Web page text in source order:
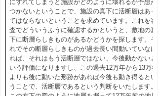
にずれてしまうと施設がどのように壊れるか予想が
つかないということで、施設の真下に活断層はあっ
てはならないということを求めています。これを審
査でどういうふうに確認するかというと、敷地の真
下に断層らしきものがあるかどうかを探します。そ
れでその断層らしきものが過去長い間動いていなけ
れば、それはもう活断層ではない、今後動かないと
いう評価になりますし、この過去12万年から 13万年
よりも後に動いた形跡があれば今後も動き得るとい
うことで、活断層であるという判断をいたします。